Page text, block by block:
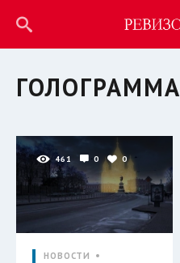
ГОЛОГРАММА
461 0 0
НОВОСТИ